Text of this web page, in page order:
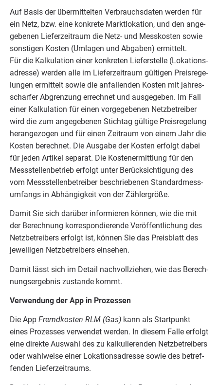
Auf Basis der über­mit­tel­ten Ver­brauchs­da­ten wer­den für
ein Netz, bzw. eine kon­kre­te Markt­lo­ka­ti­on, und den ange­
ge­be­nen Lie­fer­zeit­raum die Netz- und Mess­kos­ten sowie
sons­ti­gen Kos­ten (Umla­gen und Abga­ben) ermit­telt.
Für die Kal­ku­la­ti­on einer kon­kre­ten Lie­fer­stel­le (Loka­ti­ons­
adres­se) wer­den alle im Lie­fer­zeit­raum gül­ti­gen Preis­re­ge­
lun­gen ermit­telt sowie die anfal­len­den Kos­ten mit jah­res­
schar­fer Abgren­zung errech­net und aus­ge­ge­ben. Im Fall
einer Kal­ku­la­ti­on für einen vor­ge­ge­be­nen Netz­be­trei­ber
wird die zum ange­ge­be­nen Stich­tag gül­ti­ge Preis­re­ge­lung
her­an­ge­zo­gen und für einen Zeit­raum von einem Jahr die
Kos­ten berech­net. Die Aus­ga­be der Kos­ten erfolgt dabei
für jeden Arti­kel sepa­rat. Die Kos­ten­er­mitt­lung für den
Mess­stel­len­be­trieb erfolgt unter Berück­sich­ti­gung des
vom Mess­stel­len­be­trei­ber beschrie­be­nen Stan­dard­mess­
um­fangs in Abhän­gig­keit von der Zählergröße.
Damit Sie sich dar­über infor­mie­ren kön­nen, wie die mit
der Berech­nung kor­re­spon­die­ren­de Ver­öf­fent­li­chung des
Netz­be­trei­bers erfolgt ist, kön­nen Sie das Preis­blatt des
jewei­li­gen Netz­be­trei­bers einsehen.
Damit lässt sich im Detail nach­voll­zie­hen, wie das Berech­
nungs­er­geb­nis zustan­de kommt.
Ver­wen­dung der App in Prozessen
Die App Fremd­kos­ten RLM (Gas) kann als Start­punkt
eines Pro­zes­ses ver­wen­det wer­den. In die­sem Fal­le erfolgt
eine direk­te Aus­wahl des zu kal­ku­lie­ren­den Netz­be­trei­bers
oder wahl­wei­se einer Loka­ti­ons­adres­se sowie des betref­
fen­den Lieferzeitraums.